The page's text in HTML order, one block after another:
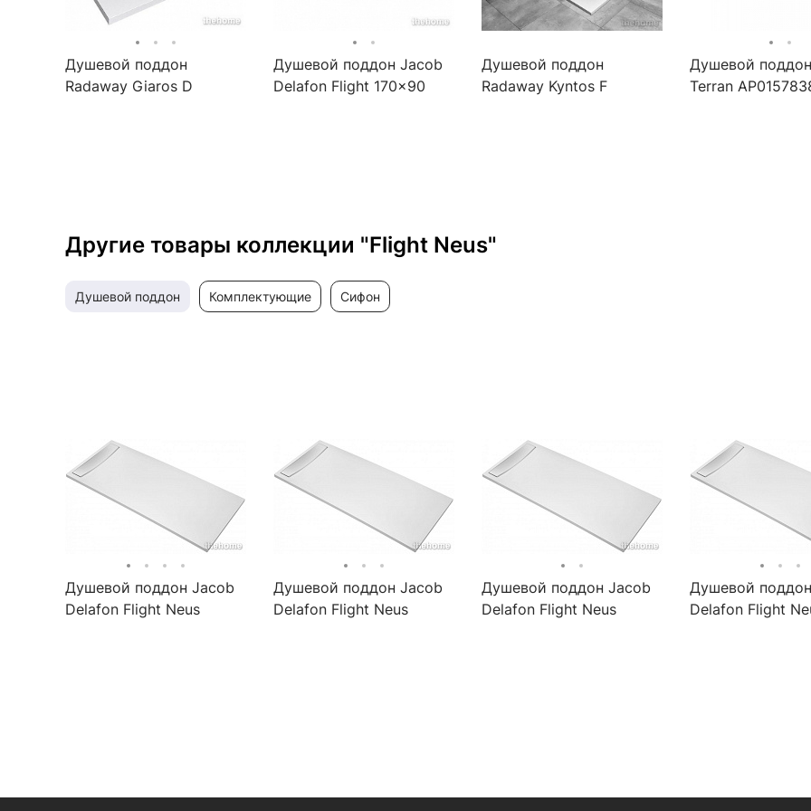
Душевой поддон
Radaway Giaros D
Душевой поддон Jacob
Delafon Flight 170x90
Душевой поддон
Radaway Kyntos F
Душевой
Terran
Другие товары коллекции "Flight Neus"
душевой поддон комплектующие сифон
Душевой поддон Jacob
Delafon Flight Neus
Душевой поддон Jacob
Delafon Flight Neus
Душевой поддон Jacob
Delafon Flight Neus
Душевой
Delafon Flight